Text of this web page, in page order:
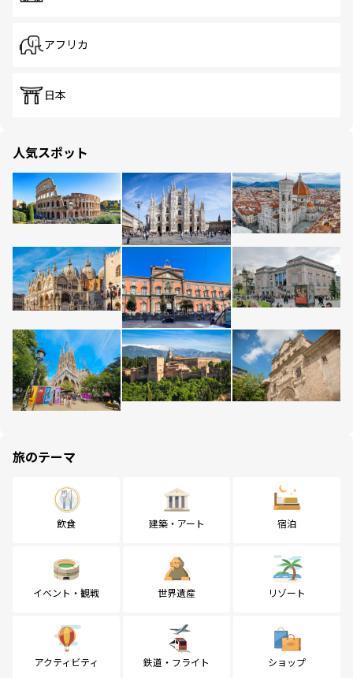
アフリカ
日本
人気スポット
旅のテーマ
飲食 建築・アート 宿泊
イベント・観戦 世界遺産 リゾート
アクティビティ 鉄道・フライト ショップ